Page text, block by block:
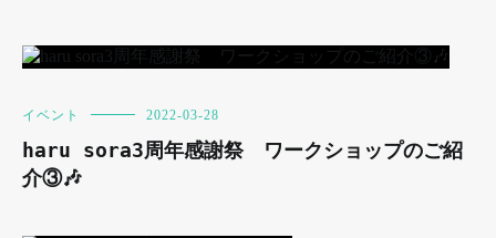
イベント 2022-03-28
haru sora3周年感謝祭 ワークショップのご紹
介③🎶